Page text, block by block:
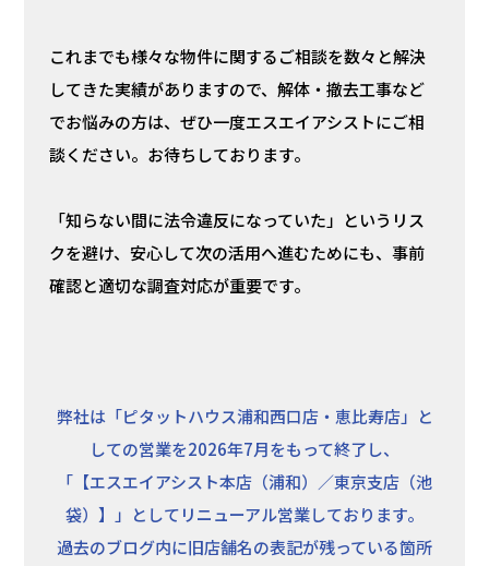
これまでも様々な物件に関するご相談を数々と解決
してきた実績がありますので、解体・撤去工事など
でお悩みの方は、ぜひ一度エスエイアシストにご相
談ください。お待ちしております。
「知らない間に法令違反になっていた」というリス
クを避け、安心して次の活用へ進むためにも、事前
確認と適切な調査対応が重要です。
弊社は「ピタットハウス浦和西口店・恵比寿店」と
しての営業を2026年7月をもって終了し、
「【エスエイアシスト本店（浦和）／東京支店（池
袋）】」としてリニューアル営業しております。
過去のブログ内に旧店舗名の表記が残っている箇所